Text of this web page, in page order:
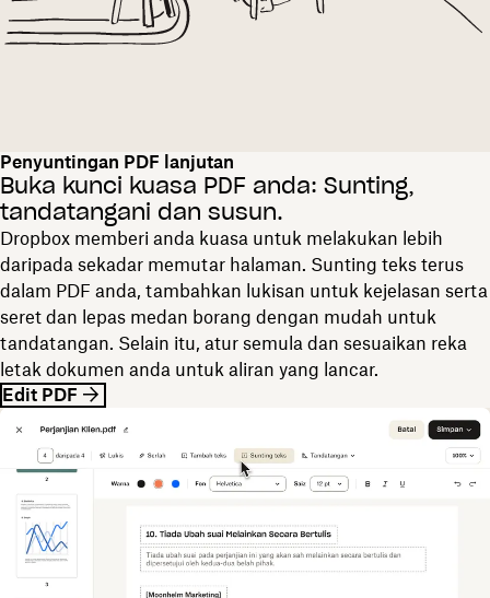
Penyuntingan PDF lanjutan
Buka kunci kuasa PDF anda: Sunting,
tandatangani dan susun.
Dropbox memberi anda kuasa untuk melakukan lebih
daripada sekadar memutar halaman. Sunting teks terus
dalam PDF anda, tambahkan lukisan untuk kejelasan serta
seret dan lepas medan borang dengan mudah untuk
tandatangan. Selain itu, atur semula dan sesuaikan reka
letak dokumen anda untuk aliran yang lancar.
Edit PDF